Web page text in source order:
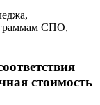
СПО,
стоимость